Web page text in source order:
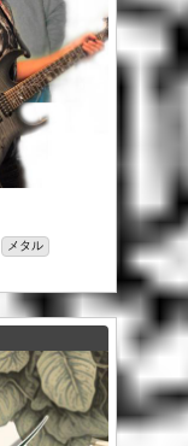
メタル